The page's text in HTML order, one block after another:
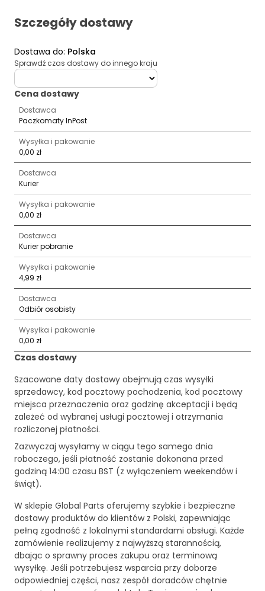
Szczegóły dostawy
Dostawa do: Polska
Sprawdź czas dostawy do innego kraju
deliveryCountry
Cena dostawy
Dostawca
Paczkomaty InPost
Wysyłka i pakowanie
0,00 zł
Dostawca
Kurier
Wysyłka i pakowanie
0,00 zł
Dostawca
Kurier pobranie
Wysyłka i pakowanie
4,99 zł
Dostawca
Odbiór osobisty
Wysyłka i pakowanie
0,00 zł
Czas dostawy
Szacowane daty dostawy obejmują czas wysyłki
sprzedawcy, kod pocztowy pochodzenia, kod pocztowy
miejsca przeznaczenia oraz godzinę akceptacji i będą
zależeć od wybranej usługi pocztowej i otrzymania
rozliczonej płatności.
Zazwyczaj wysyłamy w ciągu tego samego dnia
roboczego, jeśli płatność zostanie dokonana przed
godziną 14:00 czasu BST (z wyłączeniem weekendów i
świąt).
W sklepie Global Parts oferujemy szybkie i bezpieczne
dostawy produktów do klientów z Polski, zapewniając
pełną zgodność z lokalnymi standardami obsługi. Każde
zamówienie realizujemy z najwyższą starannością,
dbając o sprawny proces zakupu oraz terminową
wysyłkę. Jeśli potrzebujesz wsparcia przy doborze
odpowiedniej części, nasz zespół doradców chętnie